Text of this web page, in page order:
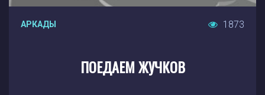
АРКАДЫ 1873
ПОЕДАЕМ ЖУЧКОВ